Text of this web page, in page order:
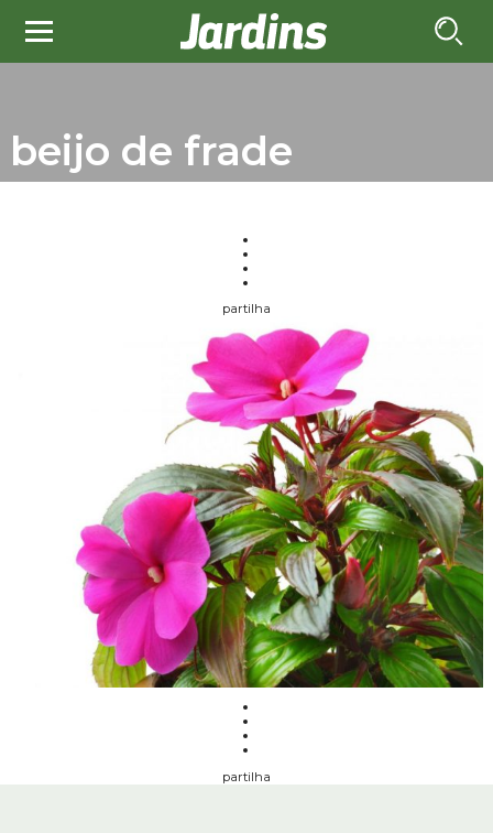
beijo de frade
partilha
partilha